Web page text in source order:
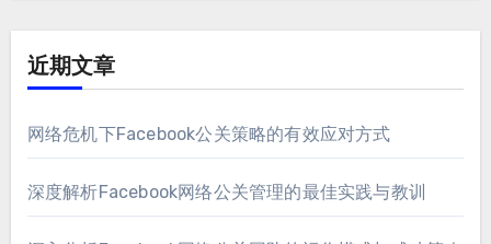
近期文章
网络危机下Facebook公关策略的有效应对方式
深度解析Facebook网络公关管理的最佳实践与教训